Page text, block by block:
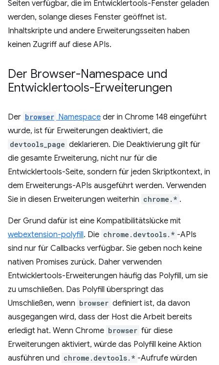
Seiten verfügbar, die im Entwicklertools-Fenster geladen
werden, solange dieses Fenster geöffnet ist.
Inhaltskripte und andere Erweiterungsseiten haben
keinen Zugriff auf diese APIs.
Der Browser-Namespace und
Entwicklertools-Erweiterungen
Der browser Namespace der in Chrome 148 eingeführt
wurde, ist für Erweiterungen deaktiviert, die
devtools_page deklarieren. Die Deaktivierung gilt für
die gesamte Erweiterung, nicht nur für die
Entwicklertools-Seite, sondern für jeden Skriptkontext, in
dem Erweiterungs-APIs ausgeführt werden. Verwenden
Sie in diesen Erweiterungen weiterhin chrome.* .
Der Grund dafür ist eine Kompatibilitätslücke mit
webextension-polyfill. Die chrome.devtools.* -APIs
sind nur für Callbacks verfügbar. Sie geben noch keine
nativen Promises zurück. Daher verwenden
Entwicklertools-Erweiterungen häufig das Polyfill, um sie
zu umschließen. Das Polyfill überspringt das
Umschließen, wenn browser definiert ist, da davon
ausgegangen wird, dass der Host die Arbeit bereits
erledigt hat. Wenn Chrome browser für diese
Erweiterungen aktiviert, würde das Polyfill keine Aktion
ausführen und chrome.devtools.* -Aufrufe würden